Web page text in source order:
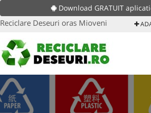
Download GRATUIT
Reciclare Deseuri oras Mioveni